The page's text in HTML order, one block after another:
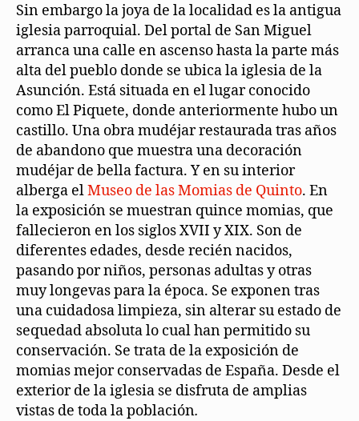
Sin embargo la joya de la localidad es la antigua
iglesia parroquial. Del portal de San Miguel
arranca una calle en ascenso hasta la parte más
alta del pueblo donde se ubica la iglesia de la
Asunción. Está situada en el lugar conocido
como El Piquete, donde anteriormente hubo un
castillo. Una obra mudéjar restaurada tras años
de abandono que muestra una decoración
mudéjar de bella factura. Y en su interior
alberga elMuseo de las Momias de Quinto. En
la exposición se muestran quince momias, que
fallecieron en los siglos XVII y XIX. Son de
diferentes edades, desde recién nacidos,
pasando por niños, personas adultas y otras
muy longevas para la época. Se exponen tras
una cuidadosa limpieza, sin alterar su estado de
sequedad absoluta lo cual han permitido su
conservación. Se trata de la exposición de
momias mejor conservadas de España. Desde el
exterior de la iglesia se disfruta de amplias
vistas de toda la población.